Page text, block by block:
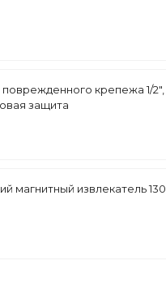
поврежденного крепежа 1/2",
защита
магнитный извлекатель